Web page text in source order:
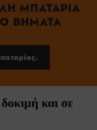
ΜΠΑΤΑΡΊΑ
ΒΉΜΑΤΑ
και σε